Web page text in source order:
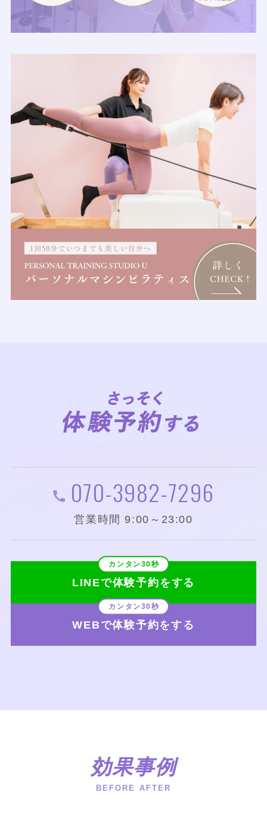
070-3982-7296
営業時間 9:00～23:00
LINEで体験予約をする
WEBで体験予約をする
効果事例
BEFORE AFTER